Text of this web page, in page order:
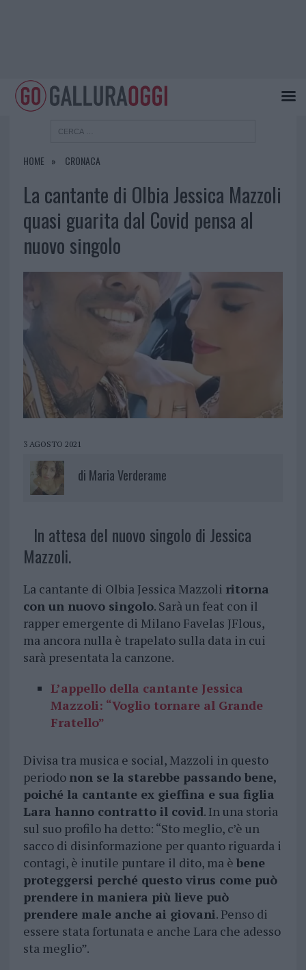
HOME CRONACA
La cantante di Olbia Jessica Mazzoli
quasi guarita dal Covid pensa al
nuovo singolo
3 AGOSTO 2021
di Maria Verderame
In attesa del nuovo singolo di Jessica
Mazzoli.
La cantante di Olbia Jessica Mazzoli ritorna
con un nuovo singolo. Sarà un feat con il
rapper emergente di Milano Favelas JFlous,
ma ancora nulla è trapelato sulla data in cui
sarà presentata la canzone.
L’appello della cantante Jessica
Mazzoli: “Voglio tornare al Grande
Fratello”
Divisa tra musica e social, Mazzoli in questo
periodo non se la starebbe passando bene,
poiché la cantante ex gieffina e sua figlia
Lara hanno contratto il covid. In una storia
sul suo profilo ha detto: “Sto meglio, c’è un
sacco di disinformazione per quanto riguarda i
contagi, è inutile puntare il dito, ma è bene
proteggersi perché questo virus come può
prendere in maniera più lieve può
prendere male anche ai giovani. Penso di
essere stata fortunata e anche Lara che adesso
sta meglio”.